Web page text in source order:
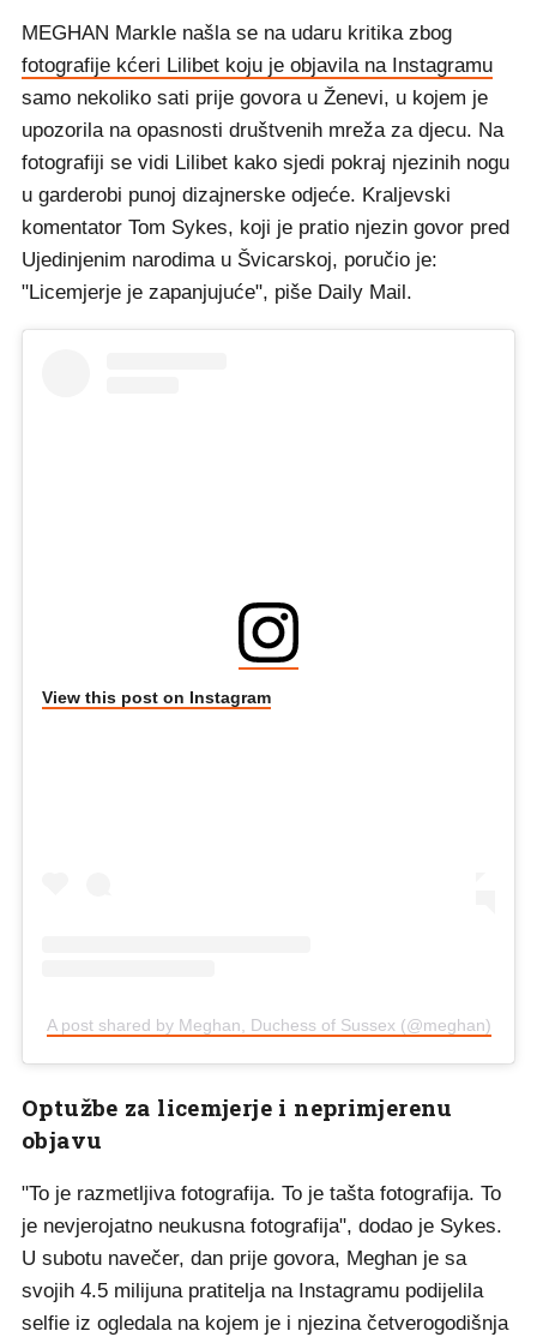
MEGHAN Markle našla se na udaru kritika zbog
fotografije kćeri Lilibet koju je objavila na Instagramu
samo nekoliko sati prije govora u Ženevi, u kojem je
upozorila na opasnosti društvenih mreža za djecu. Na
fotografiji se vidi Lilibet kako sjedi pokraj njezinih nogu
u garderobi punoj dizajnerske odjeće. Kraljevski
komentator Tom Sykes, koji je pratio njezin govor pred
Ujedinjenim narodima u Švicarskoj, poručio je:
"Licemjerje je zapanjujuće", piše Daily Mail.
View this post on Instagram
A post shared by Meghan, Duchess of Sussex (@meghan)
Optužbe za licemjerje i neprimjerenu
objavu
"To je razmetljiva fotografija. To je tašta fotografija. To
je nevjerojatno neukusna fotografija", dodao je Sykes.
U subotu navečer, dan prije govora, Meghan je sa
svojih 4.5 milijuna pratitelja na Instagramu podijelila
selfie iz ogledala na kojem je i njezina četverogodišnja